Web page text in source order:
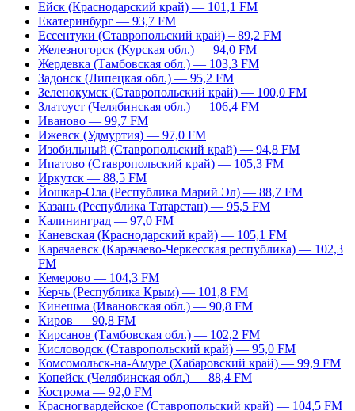
Ейск (Краснодарский край) — 101,1 FM
Екатеринбург — 93,7 FM
Ессентуки (Ставропольский край) – 89,2 FM
Железногорск (Курская обл.) — 94,0 FM
Жердевка (Тамбовская обл.) — 103,3 FM
Задонск (Липецкая обл.) — 95,2 FM
Зеленокумск (Ставропольский край) — 100,0 FM
Златоуст (Челябинская обл.) — 106,4 FM
Иваново — 99,7 FM
Ижевск (Удмуртия) — 97,0 FM
Изобильный (Ставропольский край) — 94,8 FM
Ипатово (Ставропольский край) — 105,3 FM
Иркутск — 88,5 FM
Йошкар-Ола (Республика Марий Эл) — 88,7 FM
Казань (Республика Татарстан) — 95,5 FM
Калининград — 97,0 FM
Каневская (Краснодарский край) — 105,1 FM
Карачаевск (Карачаево-Черкесская республика) — 102,3
FM
Кемерово — 104,3 FM
Керчь (Республика Крым) — 101,8 FM
Кинешма (Ивановская обл.) — 90,8 FM
Киров — 90,8 FM
Кирсанов (Тамбовская обл.) — 102,2 FM
Кисловодск (Ставропольский край) — 95,0 FM
Комсомольск-на-Амуре (Хабаровский край) — 99,9 FM
Копейск (Челябинская обл.) — 88,4 FM
Кострома — 92,0 FM
Красногвардейское (Ставропольский край) — 104,5 FM